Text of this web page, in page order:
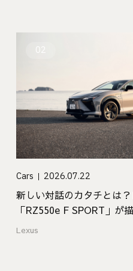
02
Cars 2026.07.22
新しい対話のカタチとは
「RZ550e F SPORT」が
ジュアリー
Lexus